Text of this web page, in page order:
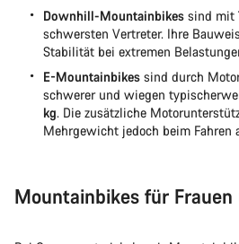
Downhill-Mountainbikes sind mit
schwersten Vertreter. Ihre
Stabilität bei extremen
E-Mountainbikes sind durch
schwerer und wiegen
kg. Die zusätzliche
Mehrgewicht jedoch beim Fahren
Mountainbikes für